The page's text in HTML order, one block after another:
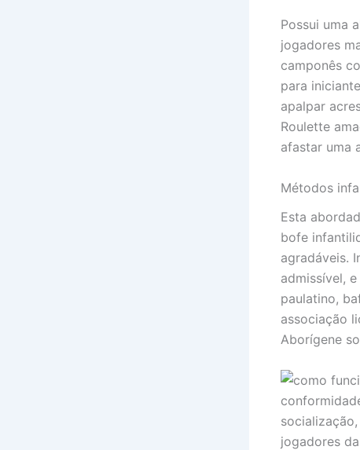
Possui uma
jogadores
camponês
para
apalpar
Roulette
afastar uma
Métodos
Esta
bofe
agradáveis.
admissível,
paulatino,
associação
Aborígene
jogadores